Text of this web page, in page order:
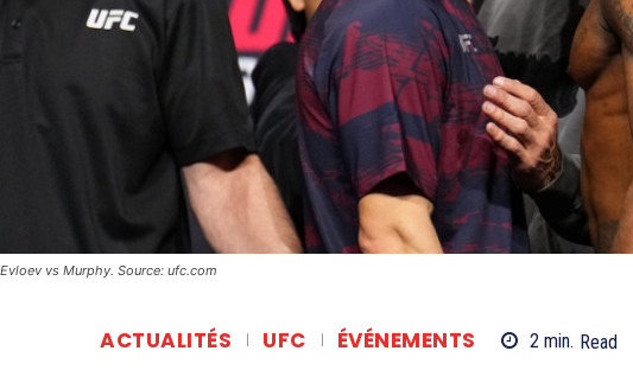
Evloev vs Murphy. Source: ufc.com
ACTUALITÉS UFC ÉVÉNEMENTS 2 min. Read